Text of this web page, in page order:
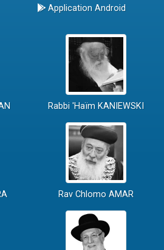
Application Android
Rabbi 'Haïm KANIEWSKI
Rav Chlomo AMAR